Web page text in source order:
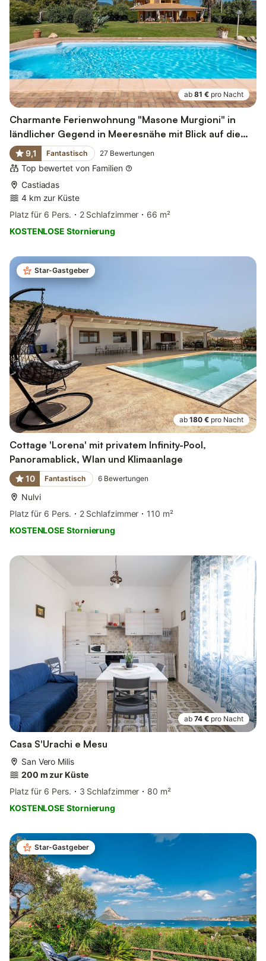
ab 81 € pro Nacht
Charmante Ferienwohnung "Masone Murgioni" in
ländlicher Gegend in Meeresnähe mit Blick auf die
Berge
9,1 Fantastisch 27 Bewertungen
Top bewertet von Familien
Castiadas
4 km zur Küste
Platz für 6 Pers.
2 Schlafzimmer
66 m²
KOSTENLOSE Stornierung
Star-Gastgeber
ab 180 € pro Nacht
Cottage 'Lorena' mit privatem Infinity-Pool,
Panoramablick, Wlan und Klimaanlage
10 Fantastisch 6 Bewertungen
Nulvi
Platz für 6 Pers.
2 Schlafzimmer
110 m²
KOSTENLOSE Stornierung
ab 74 € pro Nacht
Casa S'Urachi e Mesu
San Vero Milis
200 m zur Küste
Platz für 6 Pers.
3 Schlafzimmer
80 m²
KOSTENLOSE Stornierung
Star-Gastgeber